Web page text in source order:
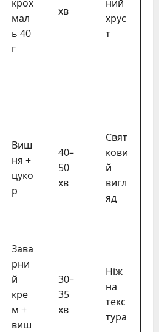
крох
мал
ь 40
г
хв
ний
хрус
т
Виш
ня +
цуко
р
40–
50
хв
Свят
кови
й
вигл
яд
Зава
рни
й
кре
м +
виш
30–
35
хв
Ніж
на
текс
тура